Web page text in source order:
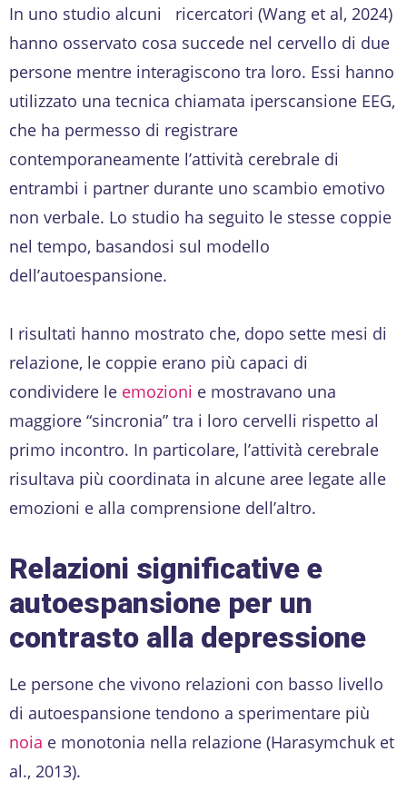
In uno studio alcuni ricercatori (Wang et al, 2024)
hanno osservato cosa succede nel cervello di due
persone mentre interagiscono tra loro. Essi hanno
utilizzato una tecnica chiamata iperscansione EEG,
che ha permesso di registrare
contemporaneamente l’attività cerebrale di
entrambi i partner durante uno scambio emotivo
non verbale. Lo studio ha seguito le stesse coppie
nel tempo, basandosi sul modello
dell’autoespansione.
I risultati hanno mostrato che, dopo sette mesi di
relazione, le coppie erano più capaci di
condividere le emozioni e mostravano una
maggiore “sincronia” tra i loro cervelli rispetto al
primo incontro. In particolare, l’attività cerebrale
risultava più coordinata in alcune aree legate alle
emozioni e alla comprensione dell’altro.
Relazioni significative e
autoespansione per un
contrasto alla depressione
Le persone che vivono relazioni con basso livello
di autoespansione tendono a sperimentare più
noia e monotonia nella relazione (Harasymchuk et
al., 2013).